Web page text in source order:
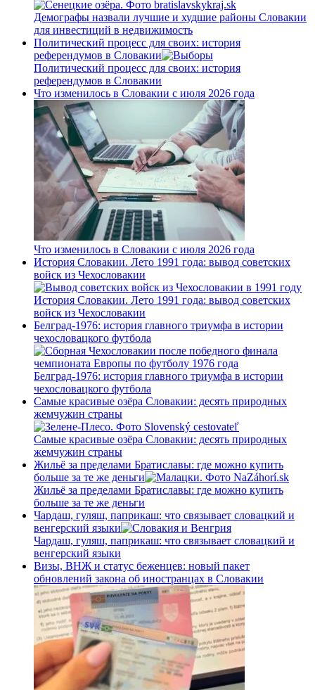
Демографы назвали лучшие и худшие районы Словакии
для инвестиций в недвижимость
Политический процесс для своих: история
референдумов в Словакии
Политический процесс для своих: история
референдумов в Словакии
Что изменилось в Словакии с июля 2026 года
Что изменилось в Словакии с июля 2026 года
История Словакии. Лето 1991 года: вывод советских
войск из Чехословакии
История Словакии. Лето 1991 года: вывод советских
войск из Чехословакии
Белград-1976: история главного триумфа в истории
чехословацкого футбола
Белград-1976: история главного триумфа в истории
чехословацкого футбола
Самые красивые озёра Словакии: десять природных
жемчужин страны
Самые красивые озёра Словакии: десять природных
жемчужин страны
Жильё за пределами Братиславы: где можно купить
больше за те же деньги
Жильё за пределами Братиславы: где можно купить
больше за те же деньги
Чардаш, гуляш, паприкаш: что связывает словацкий и
венгерский языки
Чардаш, гуляш, паприкаш: что связывает словацкий и
венгерский языки
Визы, ВНЖ и статус беженцев: новый пакет
обновлений закона об иностранцах в Словакии